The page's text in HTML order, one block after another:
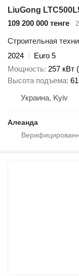
LiuGong
109 200 000 тенге
Строительная
2024
Euro 5
Мощность 257 кВт
Высота подъема
Украина, Kyiv
Алеанда